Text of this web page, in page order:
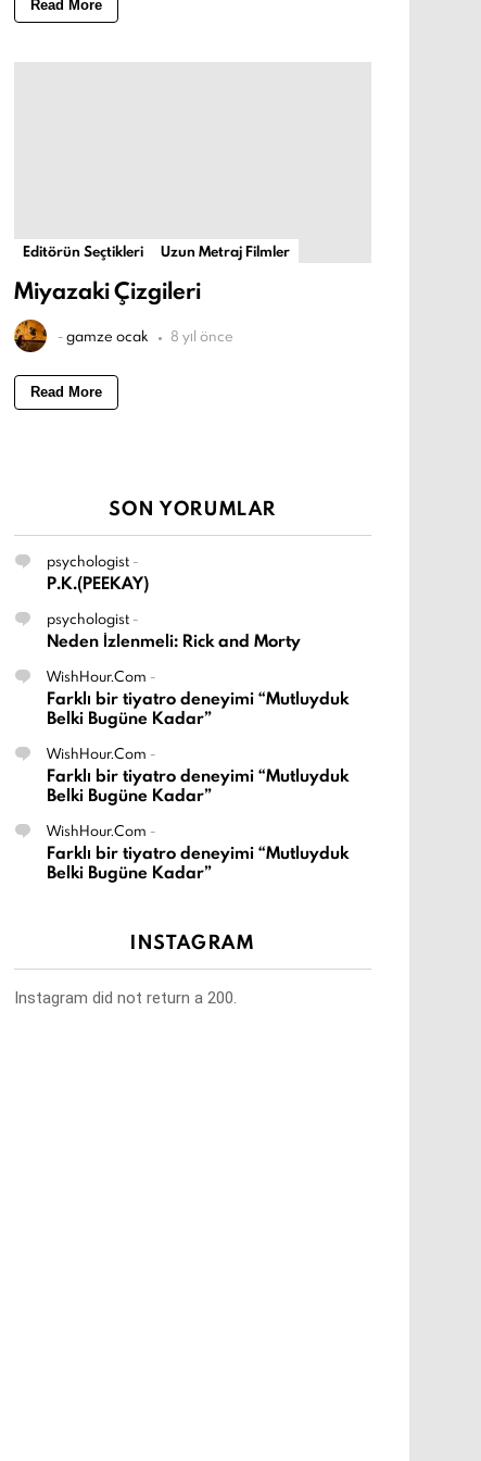
Read More
Editörün Seçtikleri Uzun Metraj Filmler
Miyazaki Çizgileri
-gamze ocak 8 yıl önce
Read More
SON YORUMLAR
psychologist -
P.K.(PEEKAY)
psychologist -
Neden İzlenmeli: Rick and Morty
WishHour.Com -
Farklı bir tiyatro deneyimi “Mutluyduk
Belki Bugüne Kadar”
WishHour.Com -
Farklı bir tiyatro deneyimi “Mutluyduk
Belki Bugüne Kadar”
WishHour.Com -
Farklı bir tiyatro deneyimi “Mutluyduk
Belki Bugüne Kadar”
INSTAGRAM
Instagram did not return a 200.